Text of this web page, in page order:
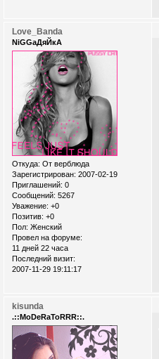
Love_Banda
NiGGaДяЙкА
Откуда: От верблюда
Зарегистрирован: 2007-02-19
Приглашений: 0
Сообщений: 5267
Уважение: +0
Позитив: +0
Пол: Женский
Провел на форуме:
11 дней 22 часа
Последний визит:
2007-11-29 19:11:17
kisunda
.::MoDeRaToRRR::.